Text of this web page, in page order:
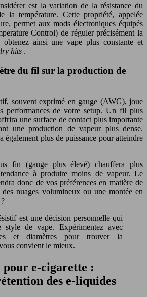
est la variation de la résistance du
la température. Cette propriété, appelée
permet aux mods électroniques équipés
Control) de réguler précisément la
obtenez ainsi une vape plus constante et
hits .
du fil sur la production de
souvent exprimé en gauge (AWG), joue
performances de votre setup. Un fil plus
une surface de contact plus importante
une production de vapeur plus dense.
également plus de puissance pour atteindre
fin (gauge plus élevé) chauffera plus
à produire moins de vapeur. Le
donc de vos préférences en matière de
nuages volumineux ou une montée en
style de vape. Expérimentez avec
et diamètres pour trouver la
convient le mieux.
pour e-cigarette :
des e-liquides